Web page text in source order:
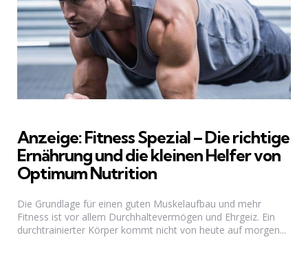
Anzeige: Fitness Spezial – Die richtige
Ernährung und die kleinen Helfer von
Optimum Nutrition
Die Grundlage für einen guten Muskelaufbau und mehr
Fitness ist vor allem Durchhaltevermögen und Ehrgeiz. Ein
durchtrainierter Körper kommt nicht von heute auf morgen...